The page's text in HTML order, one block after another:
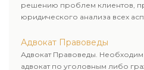
решению проблем клиентов,
юридического анализа всех
Адвокат Правоведы
Адвокат Правоведы.
адвокат по уголовным либо